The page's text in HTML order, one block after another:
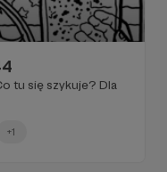
tu się szykuje? Dla
+1